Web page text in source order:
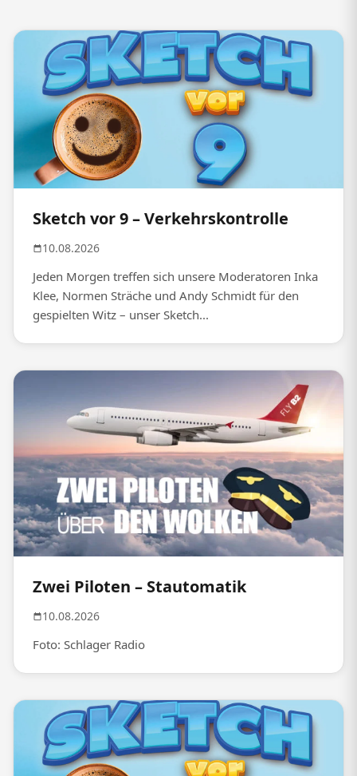
Sketch vor 9 – Verkehrskontrolle
10.08.2026
Jeden Morgen treffen sich unsere Moderatoren Inka
Klee, Normen Sträche und Andy Schmidt für den
gespielten Witz – unser Sketch...
Zwei Piloten – Stautomatik
10.08.2026
Foto: Schlager Radio